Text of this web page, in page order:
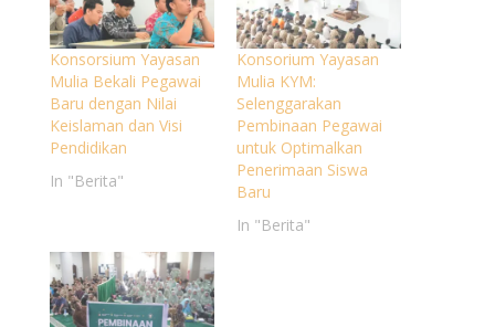
Konsorsium Yayasan
Mulia Bekali Pegawai
Baru dengan Nilai
Keislaman dan Visi
Pendidikan
In "Berita"
Konsorium Yayasan
Mulia KYM:
Selenggarakan
Pembinaan Pegawai
untuk Optimalkan
Penerimaan Siswa
Baru
In "Berita"